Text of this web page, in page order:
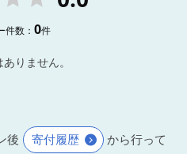
件数：0件
りません。
後 寄付履歴
から行って